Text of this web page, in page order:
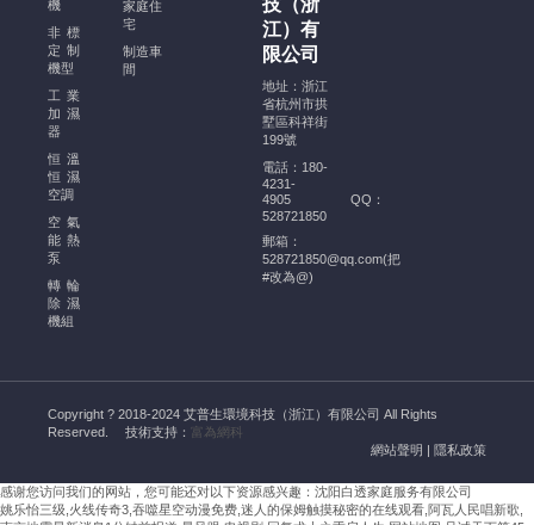
調
裝
機
非標
定制
機型
工業
加濕
器
恒溫
恒濕
空調
空氣
能熱
泵
轉輪
除濕
機組
家庭住
宅
制造車
間
江）有
限公司
地址：浙江
省杭州市拱
墅區科祥街
199號
電話：180-
4231-
4905
QQ：
528721850
郵箱：
528721850@qq.com(把
#改為@)
Copyright ? 2018-2024 艾普生環境科技（浙江）有限公司 All Rights
Reserved.
技術支持：富為網科
網站聲明 | 隱私政策
感谢您访问我们的网站，您可能还对以下资源感兴趣：沈阳白透家庭服务有限公司
姚乐怡三级,火线传奇3,吞噬星空动漫免费,迷人的保姆触摸秘密的在线观看,阿瓦人民唱新歌,